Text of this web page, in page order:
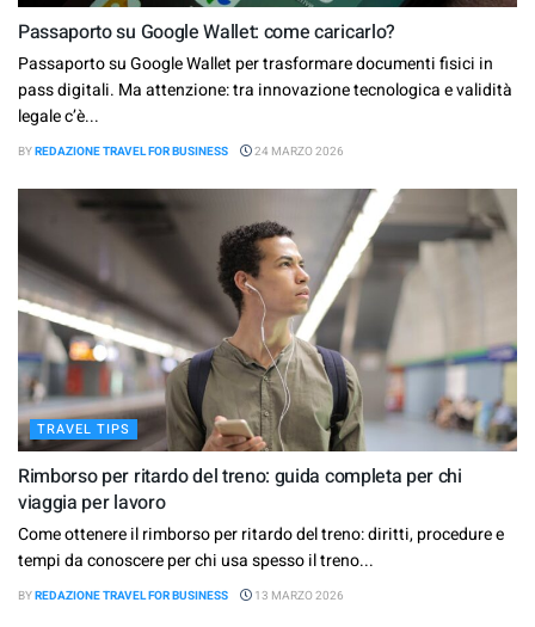
Passaporto su Google Wallet: come caricarlo?
Passaporto su Google Wallet per trasformare documenti fisici in
pass digitali. Ma attenzione: tra innovazione tecnologica e validità
legale c’è...
BYREDAZIONE TRAVEL FOR BUSINESS 24 MARZO 2026
TRAVEL TIPS
Rimborso per ritardo del treno: guida completa per chi
viaggia per lavoro
Come ottenere il rimborso per ritardo del treno: diritti, procedure e
tempi da conoscere per chi usa spesso il treno...
BYREDAZIONE TRAVEL FOR BUSINESS 13 MARZO 2026